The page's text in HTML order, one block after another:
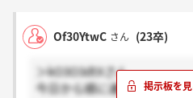
Of30YtwC さん (23卒)
＞kO3O3dtXさん
今日から順に連絡ですよね！